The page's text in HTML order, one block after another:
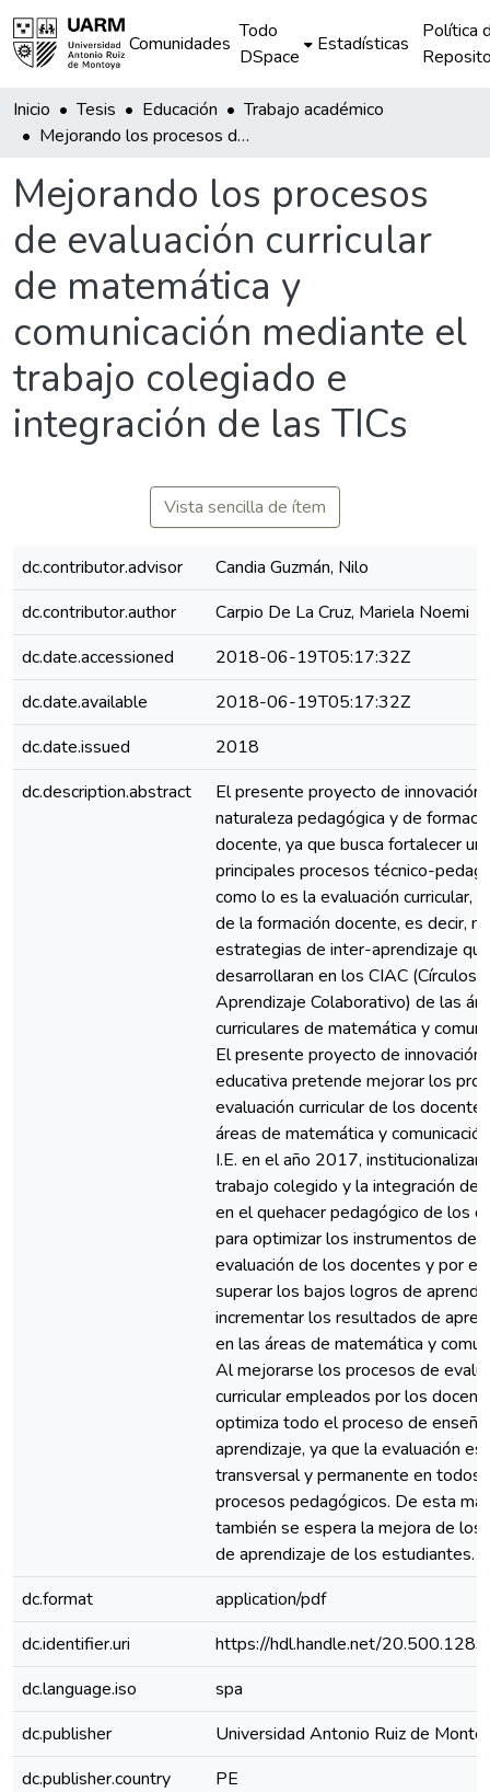
Comunidades
Todo
DSpace
Estadísticas
Política
Inicio Tesis Educación
Trabajo académico
Mejorando los procesos de evaluación curricular de matemática y comunicación mediante el trabajo colegiado e integración de las TICs
Mejorando los procesos
de evaluación curricular
de matemática y
comunicación mediante el
trabajo colegiado e
integración de las TICs
Vista sencilla de ítem
dc.contributor.advisor
Candia Guzmán, Nilo
dc.contributor.author
Carpio De La Cruz, Mariela Noemi
dc.date.accessioned
2018-06-19T05:17:32Z
dc.date.available
2018-06-19T05:17:32Z
dc.date.issued
2018
dc.description.abstract
El presente proyecto de innovación
naturaleza pedagógica y de
docente, ya que busca fortalecer
principales procesos técnico-
como lo es la evaluación curricular,
de la formación docente, es decir,
estrategias de inter-aprendizaje
desarrollaran en los CIAC (Círculos
Aprendizaje Colaborativo) de las
curriculares de matemática y
El presente proyecto de innovación
educativa pretende mejorar los
evaluación curricular de los
áreas de matemática y
I.E. en el año 2017,
trabajo colegido y la integración de
en el quehacer pedagógico de los
para optimizar los instrumentos de
evaluación de los docentes y por
superar los bajos logros de
incrementar los resultados de
en las áreas de matemática y
Al mejorarse los procesos de
curricular empleados por los
optimiza todo el proceso de
aprendizaje, ya que la evaluación es
transversal y permanente en todos
procesos pedagógicos. De esta
también se espera la mejora de los
de aprendizaje de los estudiantes.
dc.format
application/pdf
dc.identifier.uri
https://hdl.handle.net/
dc.language.iso
spa
dc.publisher
Universidad Antonio Ruiz de
dc.publisher.country
PE